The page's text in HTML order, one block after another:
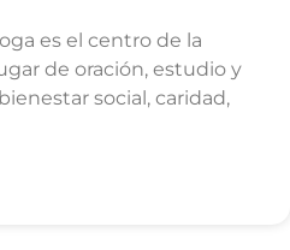
es el centro de la
de oración, estudio y
social, caridad,